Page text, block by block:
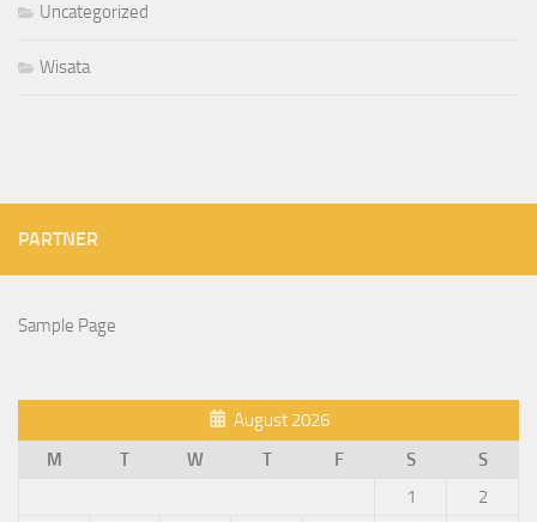
Uncategorized
Wisata
PARTNER
Sample Page
August 2026
M
T W T F S
S
1
2